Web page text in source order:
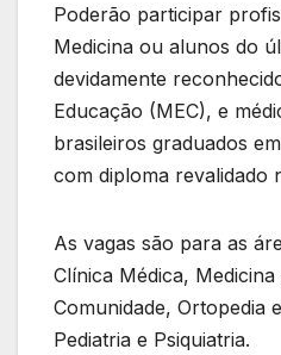
Poderão participar
Medicina ou alunos do
devidamente
Educação (MEC), e
brasileiros graduados
com diploma revalidado
As vagas são para as
Clínica Médica, Medicina
Comunidade, Ortopedia
Pediatria e Psiquiatria.